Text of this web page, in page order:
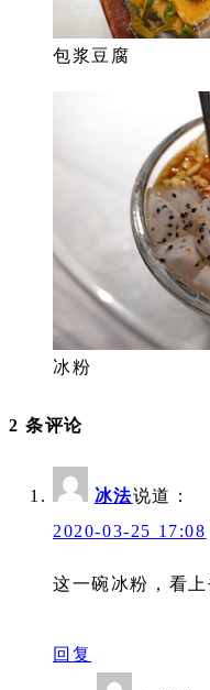
包浆豆腐
冰粉
2 条评论
冰法说道：
2020-03-25 17:08
这一碗冰粉，看上
回复